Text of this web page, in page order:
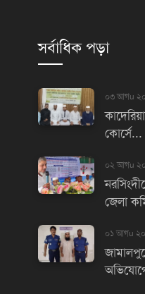
সর্বাধিক পড়া
০৩ আগu
কোর্সে...
০২ আগu
জেলা
০১ আগu